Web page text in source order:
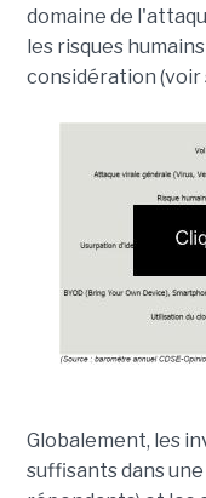
domaine de
les risques
considération (voir
Globalement, les
suffisants dans